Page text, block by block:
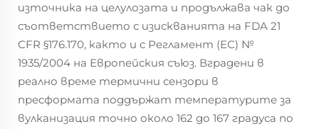
източника на целулозата и продължава чак до
съответствието с изискванията на FDA 21
CFR §176.170, както и с Регламент (ЕС) №
1935/2004 на Европейския съюз. Вградени в
реално време термични сензори в
пресформата поддържат температурите за
вулканизация точно около 162 до 167 градуса по